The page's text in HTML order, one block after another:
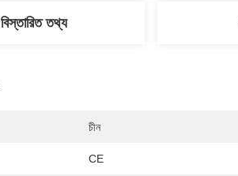
বিস্তারিত তথ্য
চীন
CE